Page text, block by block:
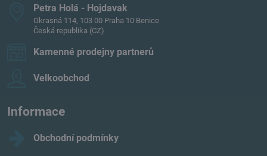
Petra Holá - Hojdavak
Okrasná 114, 103 00 Praha 10 Benice
Česká republika (CZ)
Kamenné prodejny partnerů
Velkoobchod
Informace
Obchodní podmínky